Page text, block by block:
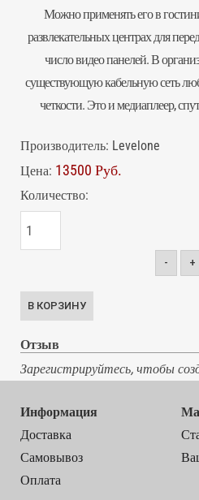
Можно применять его в
развлекательных центрах для
число видео панелей. В
существующую кабельную сеть
четкости. Это и медиаплеер,
Производитель: Levelone
Цена: 13500 Руб.
Количество:
- +
Отзыв
Зарегистрируйтесь, чтобы
Информация
Доставка
Самовывоз
Оплата